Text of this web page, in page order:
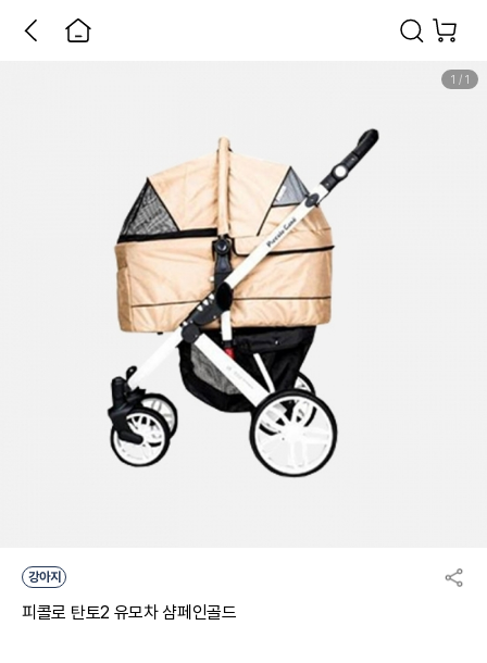
1 / 1
강아지
피콜로 탄토2 유모차 샴페인골드